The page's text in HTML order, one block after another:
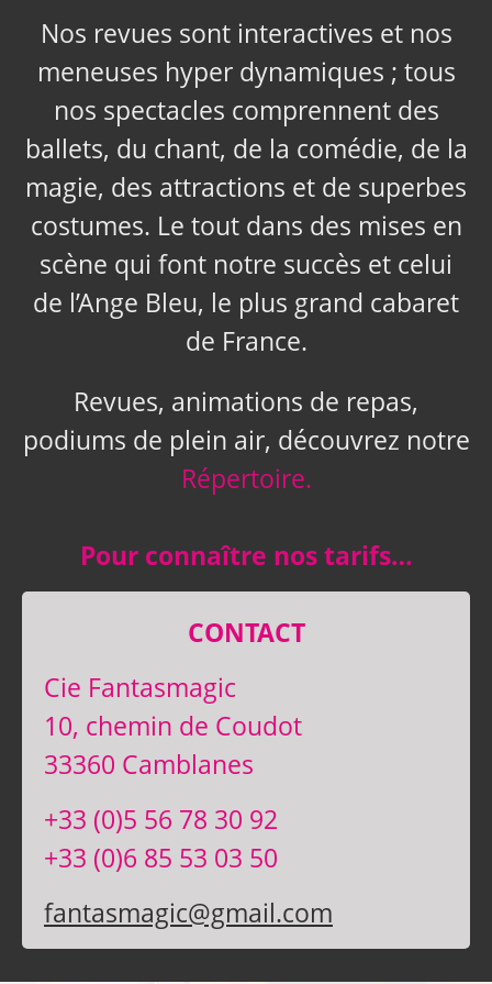
Nos revues sont interactives et nos
meneuses hyper dynamiques ; tous
nos spectacles comprennent des
ballets, du chant, de la comédie, de la
magie, des attractions et de superbes
costumes. Le tout dans des mises en
scène qui font notre succès et celui
de l’Ange Bleu, le plus grand cabaret
de France.
Revues, animations de repas,
podiums de plein air, découvrez notre
Répertoire.
Pour connaître nos tarifs…
CONTACT
Cie Fantasmagic
10, chemin de Coudot
33360 Camblanes
+33 (0)5 56 78 30 92
+33 (0)6 85 53 03 50
fantasmagic@gmail.com